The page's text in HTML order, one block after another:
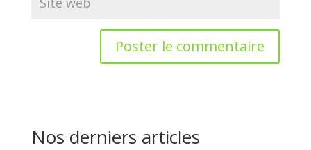
Nos derniers articles